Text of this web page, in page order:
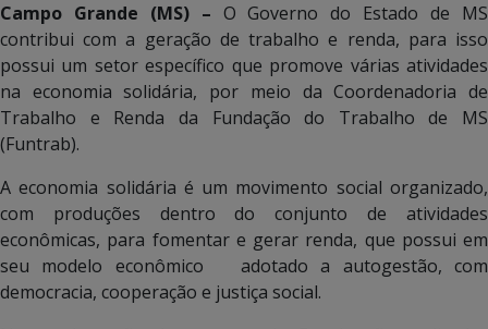
Campo Grande (MS) – O Governo do Estado de MS
contribui com a geração de trabalho e renda, para isso
possui um setor específico que promove várias atividades
na economia solidária, por meio da Coordenadoria de
Trabalho e Renda da Fundação do Trabalho de MS
(Funtrab).
A economia solidária é um movimento social organizado,
com produções dentro do conjunto de atividades
econômicas, para fomentar e gerar renda, que possui em
seu modelo econômico adotado a autogestão, com
democracia, cooperação e justiça social.